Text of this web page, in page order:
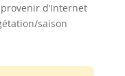
d’Internet
saison